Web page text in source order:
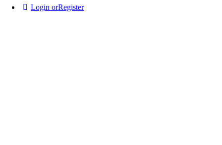
Login orRegister